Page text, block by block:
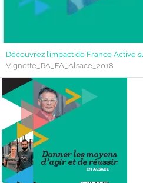
Découvrez l’impact de France Active
Vignette_RA_FA_Alsace_2018